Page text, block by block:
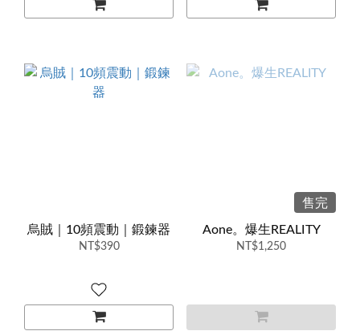
烏賊｜10頻震動｜鍛鍊器
NT$390
售完
Aone。爆生REALITY
NT$1,250